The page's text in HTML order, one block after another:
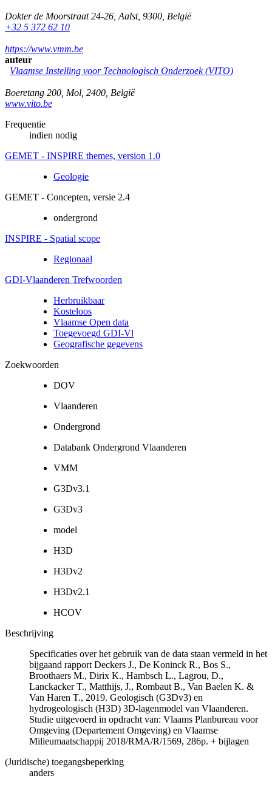
Dokter de Moorstraat 24-26 Aalst, 9300 België
+32 5 372 62 10
https://www.vmm.be
auteur
Vlaamse Instelling voor Technologisch Onderzoek (VITO)
Boeretang 200 Mol 2400 België
www.vito.be
Frequentie
indien nodig
GEMET - INSPIRE themes, version 1.0
Geologie
GEMET - Concepten, versie 2.4
ondergrond
INSPIRE - Spatial scope
Regionaal
GDI-Vlaanderen Trefwoorden
Herbruikbaar
Kosteloos
Vlaamse Open data
Toegevoegd GDI-Vl
Geografische gegevens
Zoekwoorden
DOV
Vlaanderen
Ondergrond
Databank Ondergrond Vlaanderen
VMM
G3Dv3.1
G3Dv3
model
H3D
H3Dv2
H3Dv2.1
HCOV
Beschrijving
Specificaties over het gebruik van de data staan vermeld in het
bijgaand rapport Deckers J., De Koninck R., Bos S.,
Broothaers M., Dirix K., Hambsch L., Lagrou, D.,
Lanckacker T., Matthijs, J., Rombaut B., Van Baelen K. &
Van Haren T., 2019. Geologisch (G3Dv3) en
hydrogeologisch (H3D) 3D-lagenmodel van Vlaanderen.
Studie uitgevoerd in opdracht van: Vlaams Planbureau voor
Omgeving (Departement Omgeving) en Vlaamse
Milieumaatschappij 2018/RMA/R/1569, 286p. + bijlagen
(Juridische) toegangsbeperking
anders